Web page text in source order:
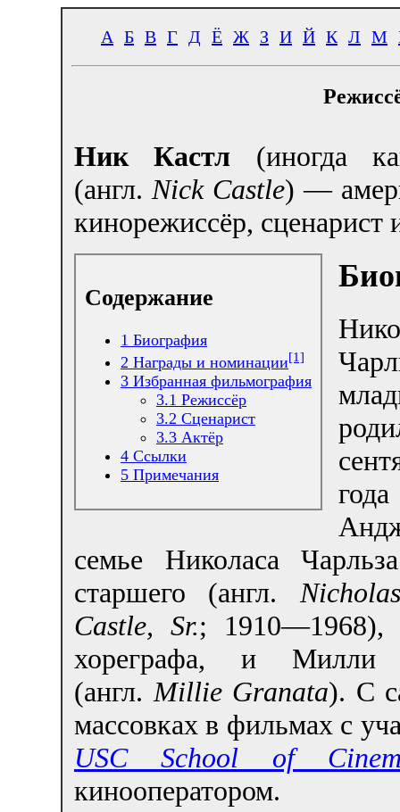
А Б В Г Д Ё Ж З И Й К Л М
Ник Кастл (иногда
(англ. Nick Castle) —
кинорежиссёр, сценарист
Содержание
1 Биография
2 Награды и номинации[1]
3 Избранная фильмография
3.1 Режиссёр
3.2 Сценарист
3.3 Актёр
4 Ссылки
5 Примечания
семье Николаса
старшего (англ.
Castle, Sr.; 1910—1968),
хореграфа, и Милли
(англ. Millie Granata). С
массовках в фильмах с
USC School of
кинооператором.